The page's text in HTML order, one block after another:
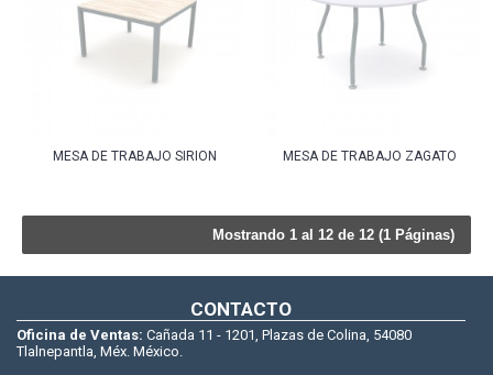
MESA DE TRABAJO SIRION MESA DE TRABAJO ZAGATO
Mostrando 1 al 12 de 12 (1 Páginas)
CONTACTO
Oficina de Ventas: Cañada 11 - 1201, Plazas de Colina, 54080
Tlalnepantla, Méx. México.